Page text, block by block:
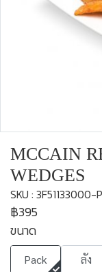
MCCAIN
WEDGES
SKU : 3F51133000-
฿395
ขนาด
Pack ลัง